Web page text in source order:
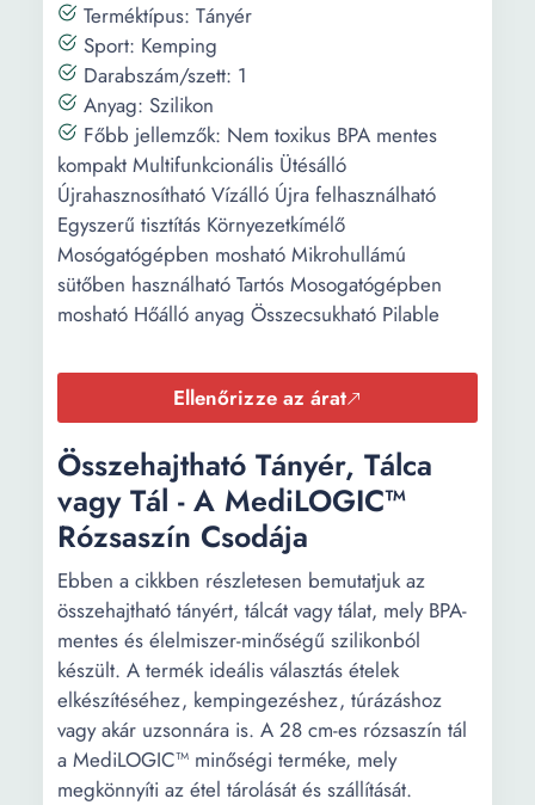
Terméktípus: Tányér
Sport: Kemping
Darabszám/szett: 1
Anyag: Szilikon
Főbb jellemzők: Nem toxikus BPA mentes
kompakt Multifunkcionális Ütésálló
Újrahasznosítható Vízálló Újra felhasználható
Egyszerű tisztítás Környezetkímélő
Mosógatógépben mosható Mikrohullámú
sütőben használható Tartós Mosogatógépben
mosható Hőálló anyag Összecsukható Pilable
Ellenőrizze az árat
Összehajtható Tányér, Tálca
vagy Tál - A MediLOGIC™
Rózsaszín Csodája
Ebben a cikkben részletesen bemutatjuk az
összehajtható tányért, tálcát vagy tálat, mely BPA-
mentes és élelmiszer-minőségű szilikonból
készült. A termék ideális választás ételek
elkészítéséhez, kempingezéshez, túrázáshoz
vagy akár uzsonnára is. A 28 cm-es rózsaszín tál
a MediLOGIC™ minőségi terméke, mely
megkönnyíti az étel tárolását és szállítását.